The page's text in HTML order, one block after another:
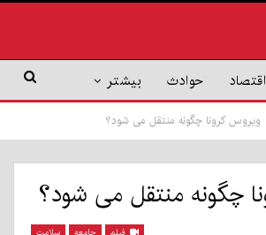
اقتصاد حوادث بیشتر
ویروس کرونا چگونه منتقل می شود؟
چگونه منتقل می شود؟